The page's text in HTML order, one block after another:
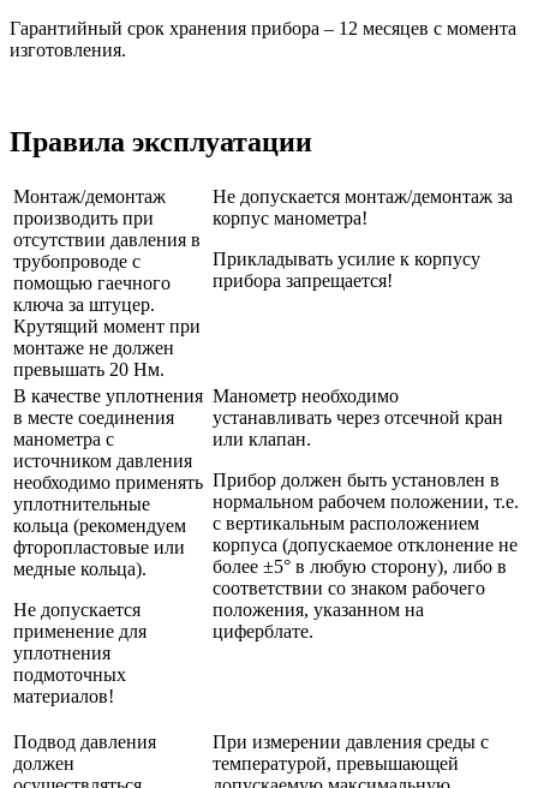
Гарантийный срок хранения прибора – 12 месяцев с момента
изготовления.
Правила эксплуатации
Монтаж/демонтаж
производить при
отсутствии давления в
трубопроводе с
помощью гаечного
ключа за штуцер.
Крутящий момент при
монтаже не должен
превышать 20 Нм.
Не допускается монтаж/демонтаж за
корпус манометра!
Прикладывать усилие к корпусу
прибора запрещается!
В качестве уплотнения
в месте соединения
манометра с
источником давления
необходимо применять
уплотнительные
кольца (рекомендуем
фторопластовые или
медные кольца).
Не допускается
применение для
уплотнения
подмоточных
материалов!
Манометр необходимо
устанавливать через отсечной кран
или клапан.
Прибор должен быть установлен в
нормальном рабочем положении, т.е.
с вертикальным расположением
корпуса (допускаемое отклонение не
более ±5° в любую сторону), либо в
соответствии со знаком рабочего
положения, указанном на
циферблате.
Подвод давления
должен
При измерении давления среды с
температурой, превышающей